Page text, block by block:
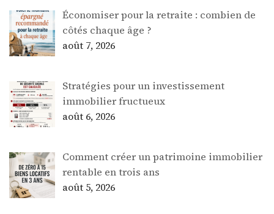
Économiser pour la retraite : combien de
côtés chaque âge ?
août 7, 2026
Stratégies pour un investissement
immobilier fructueux
août 6, 2026
Comment créer un patrimoine immobilier
rentable en trois ans
août 5, 2026